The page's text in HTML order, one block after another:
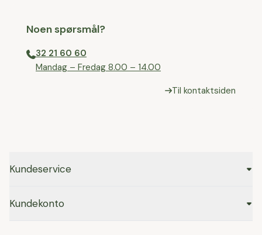
Noen spørsmål?
32 21 60 60
⁠Mandag – Fredag 8.00 – 14.00
Til kontaktsiden
Kundeservice
Kundekonto